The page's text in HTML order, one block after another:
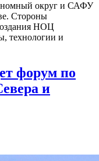
округ и САФУ
Стороны
НОЦ
технологии и
форум по
и